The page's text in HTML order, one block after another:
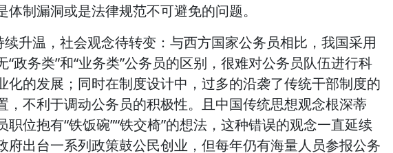
体制漏洞或是法律规范不可避免的问题。
续升温，社会观念待转变：与西方国家公务员相比，我国采用
“政务类”和“业务类”公务员的区别，很难对公务员队伍进行科
化的发展；同时在制度设计中，过多的沿袭了传统干部制度的
，不利于调动公务员的积极性。且中国传统思想观念根深蒂
职位抱有“铁饭碗”“铁交椅”的想法，这种错误的观念一直延续
府出台一系列政策鼓公民创业，但每年仍有海量人员参报公务